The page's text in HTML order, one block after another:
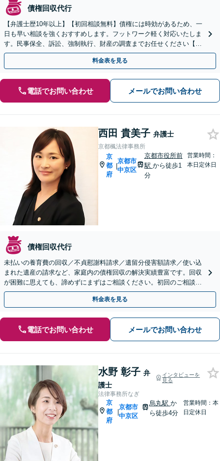
債権回収代行
【弁護士歴10年以上】【初回相談無料】債権には時効があるため、一
日も早い相談を強くおすすめします。フットワーク軽く対応いたしま
す。民事保全、訴訟、強制執行、財産の調査までお任せください【休
日・夜間相談可】【京都市役所前駅5分】
料金表を見る
電話でお問い合わせ メールでお問い合わせ
西田 貴美子 弁護士
京都楓法律事務所
京
都
府
|
京都市
中京区
京都市役所前
駅 から徒歩1
分
営業時間：
本日定休日
債権回収代行
未払いの養育費の回収／不貞慰謝料請求／遺留分侵害額請求／使い込
まれた遺産の請求など、家庭内の債権回収の解決実績豊富です。回収
が困難に思えても、諦めずにまずはご相談ください。初回のご相談で
回収可能性や費用の見込みを詳しくご説明いたします。
料金表を見る
電話でお問い合わせ メールでお問い合わせ
水野 彰子 弁
護士
インタビューを
見る
法律事務所なぎ
京
都
府
|
京都市
中京区
烏丸駅 か
ら徒歩4分
営業時間：本
日定休日